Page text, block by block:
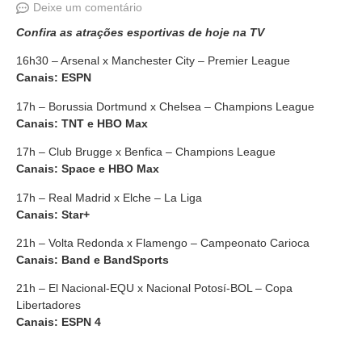
Deixe um comentário
Confira as atrações esportivas de hoje na TV
16h30 – Arsenal x Manchester City – Premier League
Canais: ESPN
17h – Borussia Dortmund x Chelsea – Champions League
Canais: TNT e HBO Max
17h – Club Brugge x Benfica – Champions League
Canais: Space e HBO Max
17h – Real Madrid x Elche – La Liga
Canais: Star+
21h – Volta Redonda x Flamengo – Campeonato Carioca
Canais: Band e BandSports
21h – El Nacional-EQU x Nacional Potosí-BOL – Copa
Libertadores
Canais: ESPN 4